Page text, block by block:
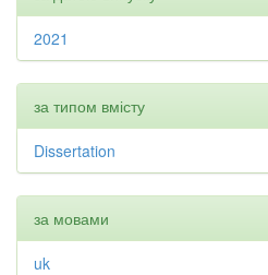
2021
за типом вмісту
Dissertation
за мовами
uk